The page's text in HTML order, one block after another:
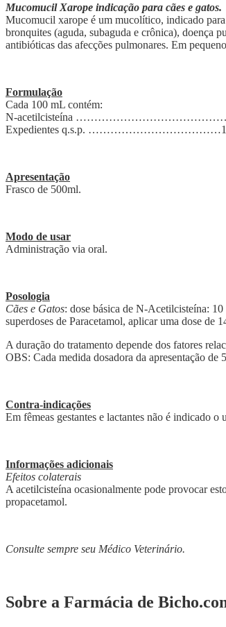
Mucomucil Xarope indicação para cães e gatos.
Mucomucil xarope é um mucolítico, indicado para
bronquites (aguda, subaguda e crônica), doença
antibióticas das afecções pulmonares. Em
Formulação
Cada 100 mL contém:
N-acetilcisteína
Expedientes q.s.p.
Apresentação
Frasco de 500ml.
Modo de usar
Administração via oral.
Posologia
Cães e Gatos: dose básica de N-Acetilcisteína:
superdoses de Paracetamol, aplicar uma dose de
A duração do tratamento depende dos fatores
OBS: Cada medida dosadora da apresentação de
Contra-indicações
Em fêmeas gestantes e lactantes não é indicado
Informações adicionais
Efeitos colaterais
A acetilcisteína ocasionalmente pode provocar
propacetamol.
Consulte sempre seu Médico Veterinário.
Sobre a Farmácia de